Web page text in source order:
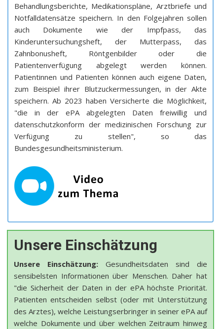
Behandlungsberichte, Medikationspläne, Arztbriefe und
Notfalldatensätze speichern. In den Folgejahren sollen
auch Dokumente wie der Impfpass, das
Kinderuntersuchungsheft, der Mutterpass, das
Zahnbonusheft, Röntgenbilder oder die
Patientenverfügung abgelegt werden können.
Patientinnen und Patienten können auch eigene Daten,
zum Beispiel ihrer Blutzuckermessungen, in der Akte
speichern. Ab 2023 haben Versicherte die Möglichkeit,
"die in der ePA abgelegten Daten freiwillig und
datenschutzkonform der medizinischen Forschung zur
Verfügung zu stellen", so das
Bundesgesundheitsministerium.
Unsere Einschätzung
Unsere Einschätzung: Gesundheitsdaten sind die
sensibelsten Informationen über Menschen. Daher hat
"die Sicherheit der Daten in der ePA höchste Priorität.
Patienten entscheiden selbst (oder mit Unterstützung
des Arztes), welche Leistungserbringer in seiner ePA auf
welche Dokumente und über welchen Zeitraum hinweg